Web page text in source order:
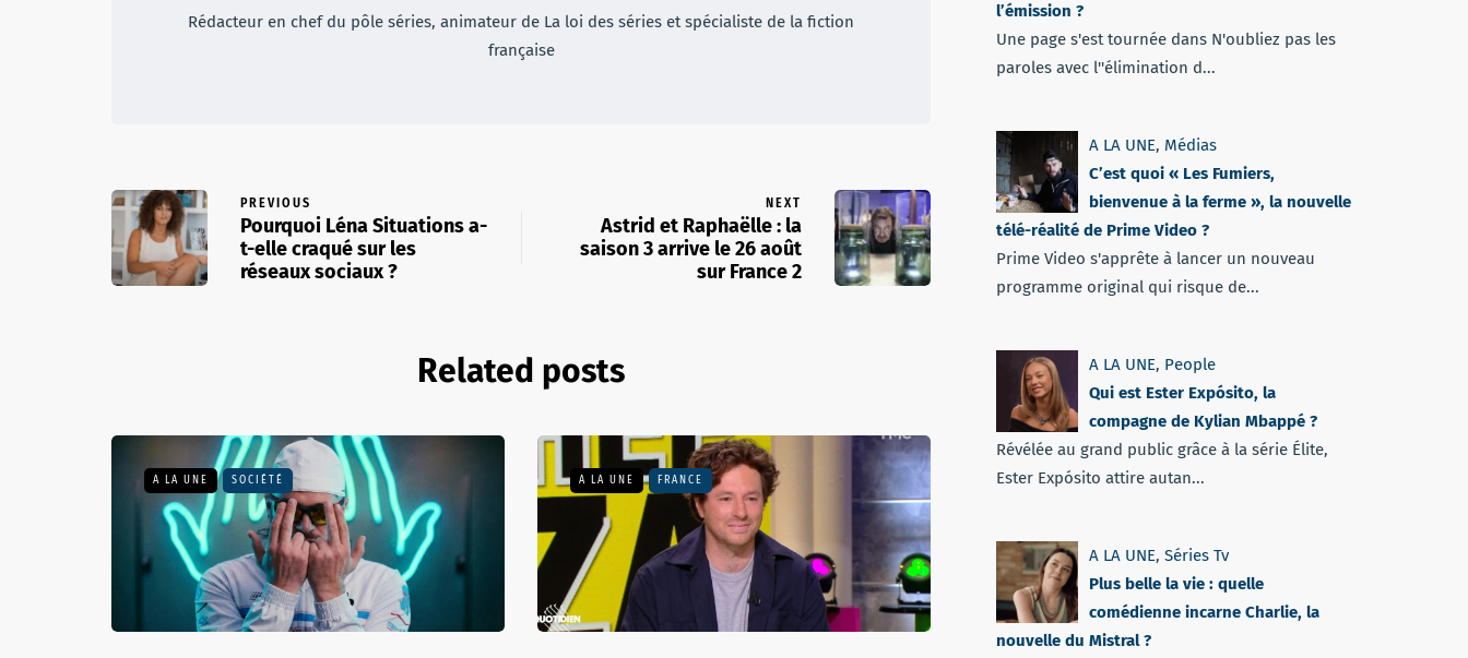
Rédacteur en chef du pôle séries, animateur de La loi des séries et spécialiste de la fiction
française
PREVIOUS
Pourquoi Léna Situations a-
t-elle craqué sur les
réseaux sociaux ?
NEXT
Astrid et Raphaëlle : la
saison 3 arrive le 26 août
sur France 2
Related posts
A LA UNE SOCIÉTÉ A LA UNE FRANCE
l’émission ?
Une page s'est tournée dans N'oubliez pas les
paroles avec l''élimination d...
A LA UNE, Médias
C’est quoi « Les Fumiers,
bienvenue à la ferme », la nouvelle
télé-réalité de Prime Video ?
Prime Video s'apprête à lancer un nouveau
programme original qui risque de...
A LA UNE, People
Qui est Ester Expósito, la
compagne de Kylian Mbappé ?
Révélée au grand public grâce à la série Élite,
Ester Expósito attire autan...
A LA UNE, Séries Tv
Plus belle la vie : quelle
comédienne incarne Charlie, la
nouvelle du Mistral ?